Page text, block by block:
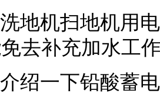
地机扫地机用
去补充加水工
绍一下铅酸蓄